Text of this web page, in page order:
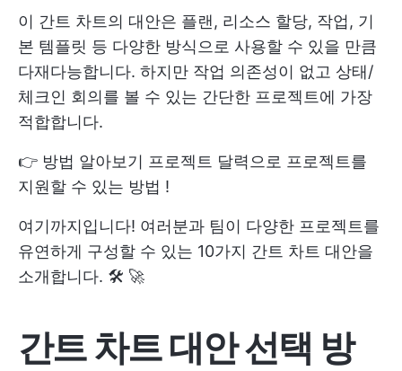
이 간트 차트의 대안은 플랜, 리소스 할당, 작업, 기
본 템플릿 등 다양한 방식으로 사용할 수 있을 만큼
다재다능합니다. 하지만 작업 의존성이 없고 상태/
체크인 회의를 볼 수 있는 간단한 프로젝트에 가장
적합합니다.
👉 방법 알아보기 프로젝트 달력으로 프로젝트를
지원할 수 있는 방법 !
여기까지입니다! 여러분과 팀이 다양한 프로젝트를
유연하게 구성할 수 있는 10가지 간트 차트 대안을
소개합니다. 🛠 🚀
간트 차트 대안 선택 방